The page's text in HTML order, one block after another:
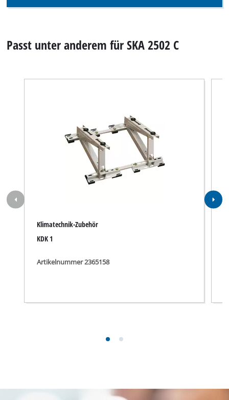
Passt unter anderem für SKA 2502 C
Klimatechnik-Zubehör
KDK 1
Artikelnummer 2365158